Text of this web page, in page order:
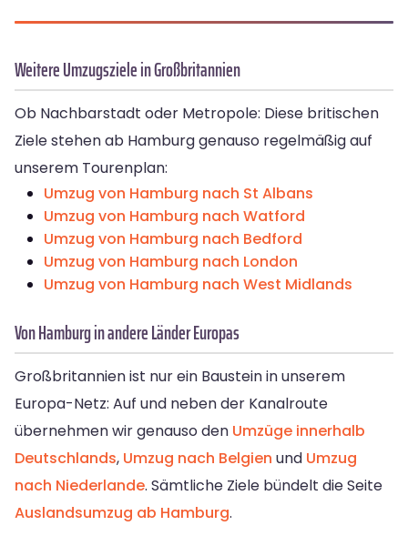
Weitere Umzugsziele in Großbritannien
Ob Nachbarstadt oder Metropole: Diese britischen
Ziele stehen ab Hamburg genauso regelmäßig auf
unserem Tourenplan:
Umzug von Hamburg nach St Albans
Umzug von Hamburg nach Watford
Umzug von Hamburg nach Bedford
Umzug von Hamburg nach London
Umzug von Hamburg nach West Midlands
Von Hamburg in andere Länder Europas
Großbritannien ist nur ein Baustein in unserem
Europa-Netz: Auf und neben der Kanalroute
übernehmen wir genauso den Umzüge innerhalb
Deutschlands, Umzug nach Belgien und Umzug
nach Niederlande. Sämtliche Ziele bündelt die Seite
Auslandsumzug ab Hamburg.